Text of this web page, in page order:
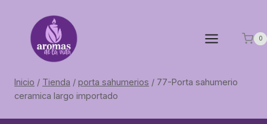
contenido
0
Inicio / Tienda / porta sahumerios / 77-Porta sahumerio
ceramica largo importado